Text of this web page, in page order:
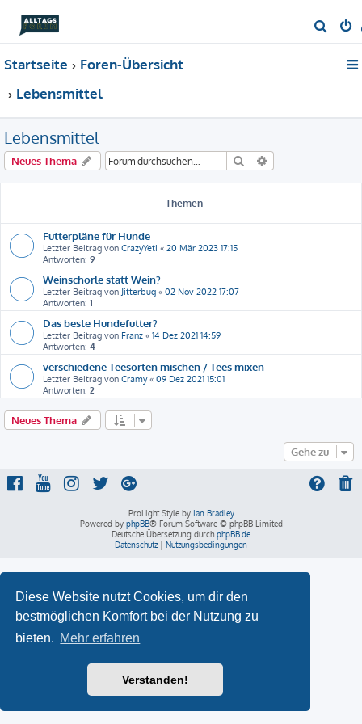
Diese Website nutzt Cookies, um dir den
bestmöglichen Komfort bei der Nutzung zu
bieten. Mehr erfahren
Verstanden!
u
Startseite
Foren-Übersicht
Lebensmittel
Lebensmittel
Neues Thema Suche
Themen
Futterpläne für Hunde
Letzter Beitrag von CrazyYeti « 20 Mär 2023 17:15
Antworten: 9
Weinschorle statt Wein?
Letzter Beitrag von Jitterbug « 02 Nov 2022 17:07
Antworten: 1
Das beste Hundefutter?
Letzter Beitrag von Franz « 14 Dez 2021 14:59
Antworten: 4
verschiedene Teesorten mischen / Tees mixen
Letzter Beitrag von Cramy« 09 Dez 2021 15:01
Antworten: 2
Neues Thema
Gehe zu
ProLight Style by Ian Bradley
Powered by phpBB® Forum Software © phpBB Limited
Deutsche Übersetzung durch phpBB.de
Datenschutz | Nutzungsbedingungen